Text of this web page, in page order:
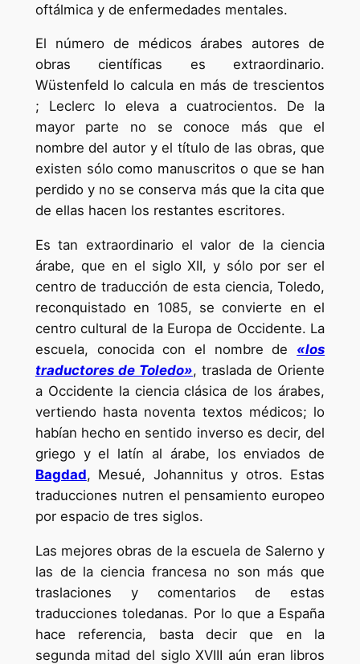
oftálmica y de enfermedades mentales.
El número de médicos árabes autores de
obras científicas es extraordinario.
Wüstenfeld lo calcula en más de trescientos
; Leclerc lo eleva a cuatrocientos. De la
mayor parte no se conoce más que el
nombre del autor y el título de las obras, que
existen sólo como manuscritos o que se han
perdido y no se conserva más que la cita que
de ellas hacen los restantes escritores.
Es tan extraordinario el valor de la ciencia
árabe, que en el siglo XII, y sólo por ser el
centro de traducción de esta ciencia, Toledo,
reconquistado en 1085, se convierte en el
centro cultural de la Europa de Occidente. La
escuela, conocida con el nombre de «los
traductores de Toledo», traslada de Oriente
a Occidente la ciencia clásica de los árabes,
vertiendo hasta noventa textos médicos; lo
habían hecho en sentido inverso es decir, del
griego y el latín al árabe, los enviados de
Bagdad, Mesué, Johannitus y otros. Estas
traducciones nutren el pensamiento europeo
por espacio de tres siglos.
Las mejores obras de la escuela de Salerno y
las de la ciencia francesa no son más que
traslaciones y comentarios de estas
traducciones toledanas. Por lo que a España
hace referencia, basta decir que en la
segunda mitad del siglo XVIII aún eran libros